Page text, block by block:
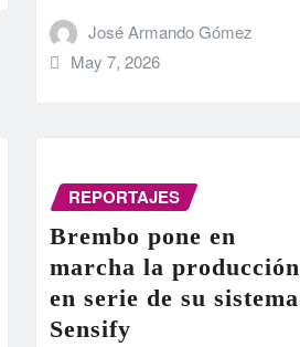
José Armando Gómez
May 7, 2026
REPORTAJES
Brembo pone en
marcha la producción
en serie de su sistema
Sensify